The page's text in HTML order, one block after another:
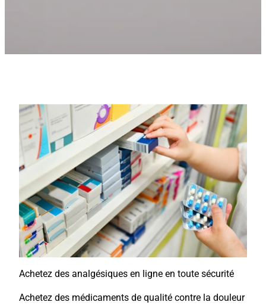
Achetez des analgésiques en ligne en toute sécurité
Achetez des médicaments de qualité contre la douleur